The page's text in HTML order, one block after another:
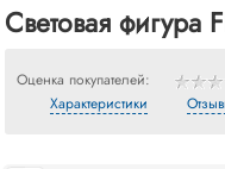
Световая фигура
Оценка покупателей:
Характеристики